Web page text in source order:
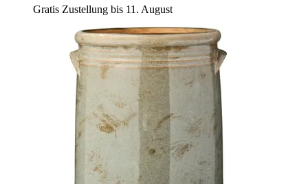
Gratis Zustellung bis 11. August